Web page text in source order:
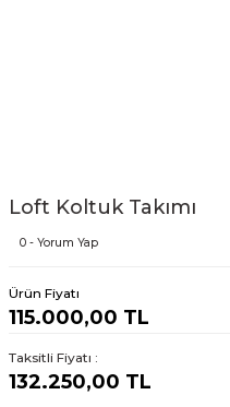
Loft Koltuk Takımı
0 - Yorum Yap
Ürün Fiyatı
115.000,00 TL
Taksitli Fiyatı :
132.250,00 TL